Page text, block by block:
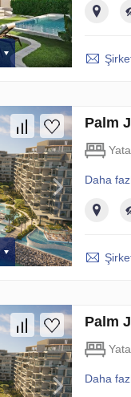
Palm
Daha
Palm
Daha